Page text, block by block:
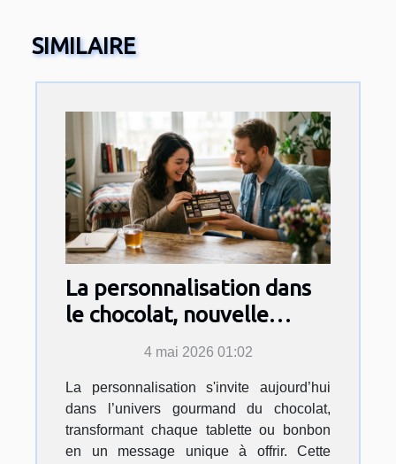
SIMILAIRE
La personnalisation dans
le chocolat, nouvelle
déclaration d’amour ?
4 mai 2026 01:02
La personnalisation s'invite aujourd’hui
dans l’univers gourmand du chocolat,
transformant chaque tablette ou bonbon
en un message unique à offrir. Cette